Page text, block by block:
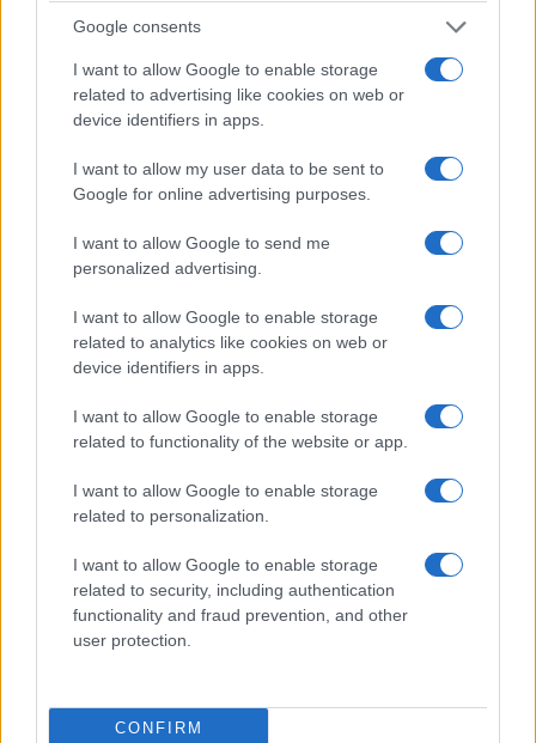
Google consents
I want to allow Google to enable storage
related to advertising like cookies on web or
device identifiers in apps.
I want to allow my user data to be sent to
Google for online advertising purposes.
I want to allow Google to send me
personalized advertising.
I want to allow Google to enable storage
related to analytics like cookies on web or
device identifiers in apps.
I want to allow Google to enable storage
related to functionality of the website or app.
I want to allow Google to enable storage
related to personalization.
I want to allow Google to enable storage
related to security, including authentication
functionality and fraud prevention, and other
user protection.
CONFIRM
ΑΜΥΝΑ
Αίγυπτος: Η Πολεμική Αεροπορία αποκατέστησε
το Μνημείο των Ελλήνων Πολεμιστών στο Κάιρο
ΓΕΕΘΑ: Εγκαινιάστηκαν οι νέες εγκαταστάσεις
της Διεύθυνσης Πληροφορικής και